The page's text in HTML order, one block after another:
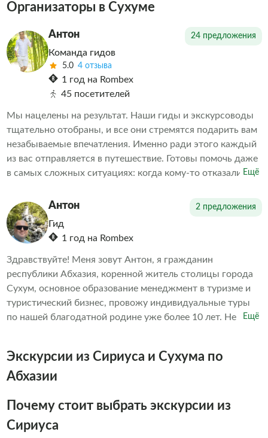
Организаторы в Сухуме
Антон 24 предложения
Команда гидов
5.0 4 отзыва
1 год на Rombex
45 посетителей
Мы нацелены на результат. Наши гиды и экскурсоводы
тщательно отобраны, и все они стремятся подарить вам
незабываемые впечатления. Именно ради этого каждый
из вас отправляется в путешествие. Готовы помочь даже
в самых сложных ситуациях: когда кому-то отказали в
впечатления от проведенных экскурсий другими
организаторами. Делаем всё возможное, чтобы наши
клиенты остались довольны. А дальше выбор за вами
Ещё
Антон 2 предложения
Гид
1 год на Rombex
Здравствуйте! Меня зовут Антон, я гражданин
республики Абхазия, коренной житель столицы города
Сухум, основное образование менеджмент в туризме и
туристический бизнес, провожу индивидуальные туры
по нашей благодатной родине уже более 10 лет. Не
и многонационального народа Абхазии. На этой
экскурсии будут учитаны все Ваши пожелания и
маршрут и все нюансы места встречи оговариваются и
подгоняются под Вас. Добро пожаловать в Абхазию-
Страну Души!!!
Ещё
Экскурсии из Сириуса и Сухума по
Абхазии
Почему стоит выбрать экскурсии из
Сириуса